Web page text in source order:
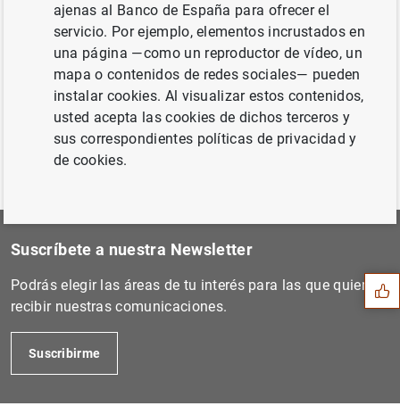
Coste de las pruebas de solvencia del sector
bancario español (115KB)
Sugerencias
Suscríbete a nuestra Newsletter
Podrás elegir las áreas de tu interés para las que quieres
recibir nuestras comunicaciones.
Suscribirme
ajenas al Banco de España para ofrecer el
servicio. Por ejemplo, elementos incrustados en
una página —como un reproductor de vídeo, un
mapa o contenidos de redes sociales— pueden
instalar cookies. Al visualizar estos contenidos,
usted acepta las cookies de dichos terceros y
sus correspondientes políticas de privacidad y
de cookies.